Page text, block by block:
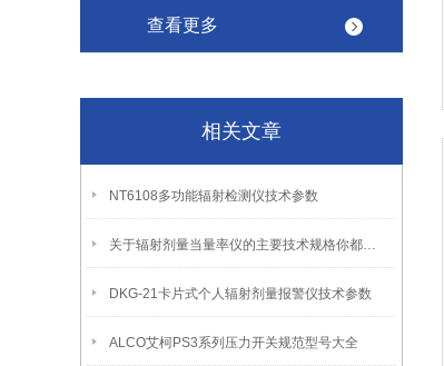
查看更多
相关文章
NT6108多功能辐射检测仪技术参数
关于辐射剂量当量率仪的主要技术规格你都了解多少
DKG-21卡片式个人辐射剂量报警仪技术参数
ALCO艾柯PS3系列压力开关规范型号大全